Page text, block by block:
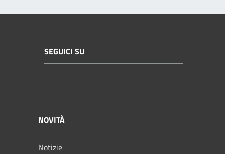
SEGUICI SU
NOVITÀ
Notizie